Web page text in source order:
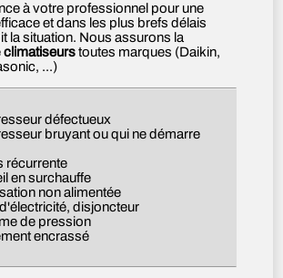
à votre professionnel pour une
et dans les plus brefs délais
la situation. Nous assurons la
climatiseurstoutes marques (Daikin,
...)
défectueux
récurrente
en surchauffe
non alimentée
d'électricité, disjoncteur
de pression
encrassé